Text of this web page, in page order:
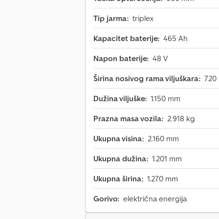
Tip jarma: triplex
Kapacitet baterije: 465 Ah
Napon baterije: 48 V
Širina nosivog rama viljuškara: 720
Dužina viljuške: 1.150 mm
Prazna masa vozila: 2.918 kg
Ukupna visina: 2.160 mm
Ukupna dužina: 1.201 mm
Ukupna širina: 1.270 mm
Gorivo: električna energija